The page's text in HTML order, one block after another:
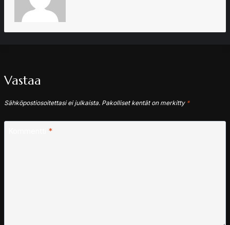
Vastaa
Sähköpostiosoitettasi ei julkaista. Pakolliset kentät on merkitty *
*